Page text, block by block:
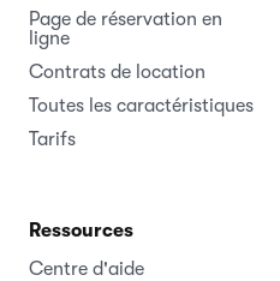
Page de réservation en
ligne
Contrats de location
Toutes les caractéristiques
Tarifs
Ressources
Centre d'aide